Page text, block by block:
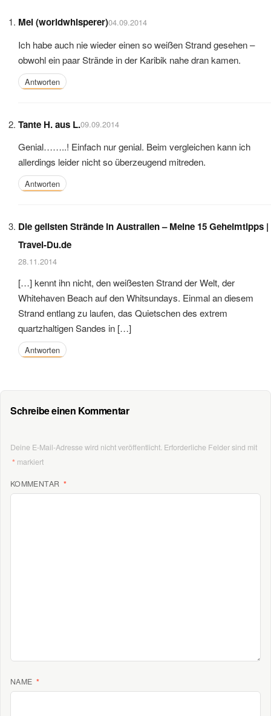
Mel (worldwhisperer)04.09.2014
Ich habe auch nie wieder einen so weißen Strand gesehen –
obwohl ein paar Strände in der Karibik nahe dran kamen.
Antworten
Tante H. aus L.09.09.2014
Genial……..! Einfach nur genial. Beim vergleichen kann ich
allerdings leider nicht so überzeugend mitreden.
Antworten
Die geilsten Strände in Australien – Meine 15 Geheimtipps |
Travel-Du.de
28.11.2014
[…] kennt ihn nicht, den weißesten Strand der Welt, der
Whitehaven Beach auf den Whitsundays. Einmal an diesem
Strand entlang zu laufen, das Quietschen des extrem
quartzhaltigen Sandes in […]
Antworten
Schreibe einen Kommentar
Deine E-Mail-Adresse wird nicht veröffentlicht. Erforderliche Felder sind mit
* markiert
KOMMENTAR *
NAME *